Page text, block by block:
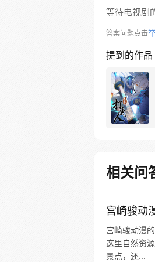
等待电视剧
答案问题点击
提到的作品
相关问
宫崎骏动
宫崎骏动漫
这里自然资
景点，还...